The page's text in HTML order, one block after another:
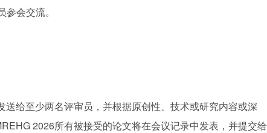
会交流。
给至少两名评审员，并根据原创性、技术或研究内容或深
2026所有被接受的论文将在会议记录中发表，并提交给